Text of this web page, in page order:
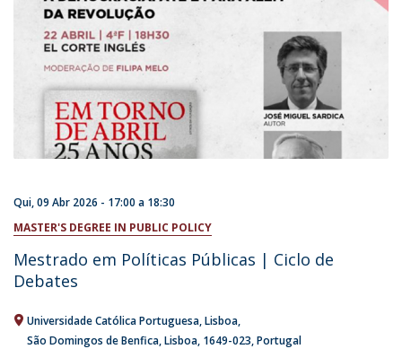
Qui, 09 Abr 2026 - 17:00 a 18:30
MASTER'S DEGREE IN PUBLIC POLICY
Mestrado em Políticas Públicas | Ciclo de
Debates
Universidade Católica Portuguesa Lisboa
São Domingos de Benfica, Lisboa 1649-023 Portugal